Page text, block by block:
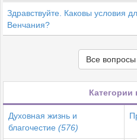
Здравствуйте. Каковы условия
Венчания?
Все вопросы
Категории
Духовная жизнь и
благочестие (576)